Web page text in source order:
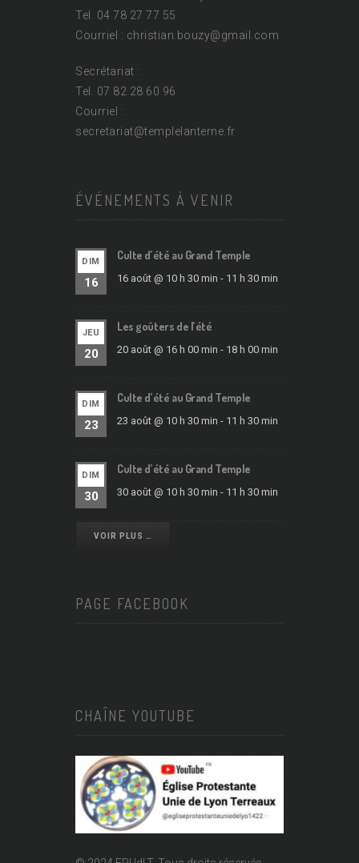
Tel. 04 78 27 77 55
Courriel : christian.bouzy@gmail.com
Secrétariat :
Tel. 07 82 28 60 96
Courriel :
secretariat@templelanterne.fr
ÉVÉNEMENTS À VENIR
DIM
16
Culte d’été au Grand Temple
16 août @ 10 h 30 min - 11 h 30 min
JEU
20
Les goûters de l’été
20 août @ 16 h 00 min - 18 h 00 min
DIM
23
Culte d’été au Grand Temple
23 août @ 10 h 30 min - 11 h 30 min
DIM
30
Culte d’été au Grand Temple
30 août @ 10 h 30 min - 11 h 30 min
VOIR PLUS …
PAGE FACEBOOK
CHAÎNE YOUTUBE